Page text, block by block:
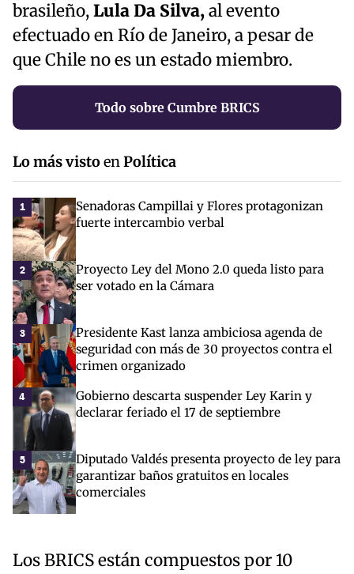
brasileño,Lula Da Silva,al evento
efectuado en Río de Janeiro, a pesar de
que Chile no es un estado miembro.
Todo sobre Cumbre BRICS
Lo más vistoenPolítica
1
Senadoras Campillai y Flores protagonizan
fuerte intercambio verbal
2
Proyecto Ley del Mono 2.0 queda listo para
ser votado en la Cámara
3
Presidente Kast lanza ambiciosa agenda de
seguridad con más de 30 proyectos contra el
crimen organizado
4
Gobierno descarta suspender Ley Karin y
declarar feriado el 17 de septiembre
5
Diputado Valdés presenta proyecto de ley para
garantizar baños gratuitos en locales
comerciales
Los BRICS están compuestos por 10